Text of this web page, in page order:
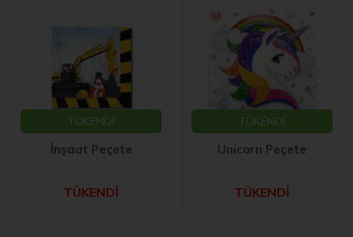
TÜKENDİ
İnşaat Peçete
TÜKENDİ
TÜKENDİ
Unicorn Peçete
TÜKENDİ